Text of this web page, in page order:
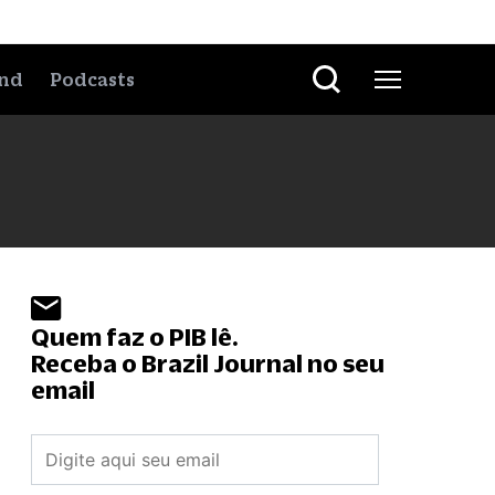
Podcasts
Quem faz o PIB lê.
Receba o Brazil Journal no seu
email